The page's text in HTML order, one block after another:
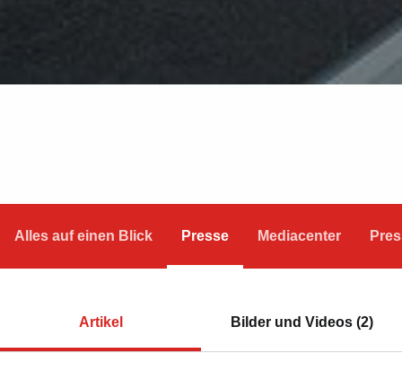
Alles auf einen Blick Presse Mediacenter
Artikel Bilder und Videos (2)